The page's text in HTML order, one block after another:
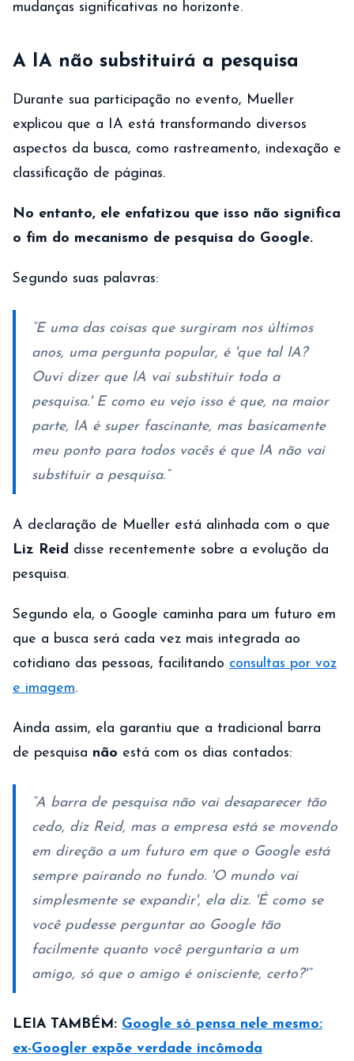
mudanças significativas no horizonte.
A IA não substituirá a pesquisa
Durante sua participação no evento, Mueller
explicou que a IA está transformando diversos
aspectos da busca, como rastreamento, indexação e
classificação de páginas.
No entanto, ele enfatizou que isso não significa
o fim do mecanismo de pesquisa do Google.
Segundo suas palavras:
“E uma das coisas que surgiram nos últimos
anos, uma pergunta popular, é 'que tal IA?
Ouvi dizer que IA vai substituir toda a
pesquisa.' E como eu vejo isso é que, na maior
parte, IA é super fascinante, mas basicamente
meu ponto para todos vocês é que IA não vai
substituir a pesquisa.”
A declaração de Mueller está alinhada com o que
Liz Reid disse recentemente sobre a evolução da
pesquisa.
Segundo ela, o Google caminha para um futuro em
que a busca será cada vez mais integrada ao
cotidiano das pessoas, facilitando consultas por voz
e imagem.
Ainda assim, ela garantiu que a tradicional barra
de pesquisa não está com os dias contados:
“A barra de pesquisa não vai desaparecer tão
cedo, diz Reid, mas a empresa está se movendo
em direção a um futuro em que o Google está
sempre pairando no fundo. 'O mundo vai
simplesmente se expandir', ela diz. 'É como se
você pudesse perguntar ao Google tão
facilmente quanto você perguntaria a um
amigo, só que o amigo é onisciente, certo?'”
LEIA TAMBÉM: Google só pensa nele mesmo:
ex-Googler expõe verdade incômoda